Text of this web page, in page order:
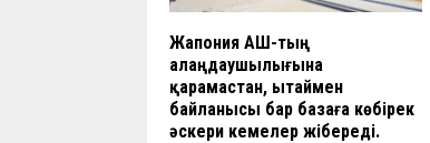
Жапония АҚШ-тың
алаңдаушылығына
қарамастан, Қытаймен
байланысы бар базаға көбірек
әскери кемелер жібереді.